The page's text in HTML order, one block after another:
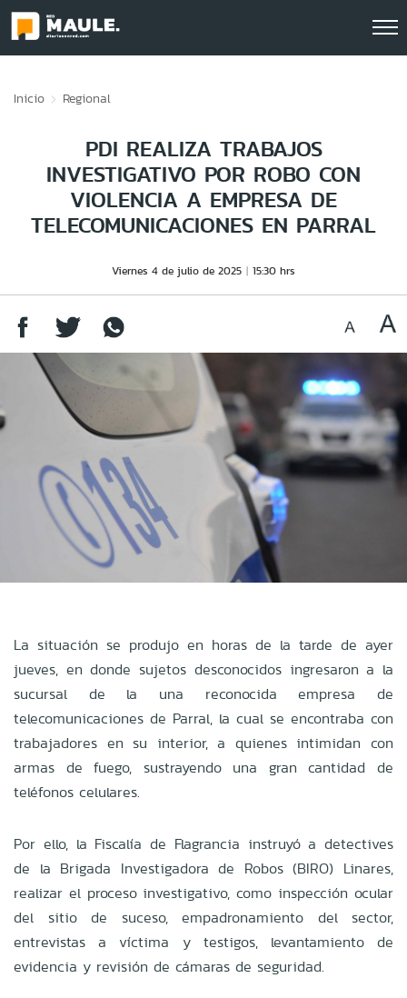
Inicio Regional
PDI REALIZA TRABAJOS
INVESTIGATIVO POR ROBO CON
VIOLENCIA A EMPRESA DE
TELECOMUNICACIONES EN PARRAL
Viernes 4 de julio de 2025 15:30 hrs
La situación se produjo en horas de la tarde de ayer
jueves, en donde sujetos desconocidos ingresaron a la
sucursal de la una reconocida empresa de
telecomunicaciones de Parral, la cual se encontraba con
trabajadores en su interior, a quienes intimidan con
armas de fuego, sustrayendo una gran cantidad de
teléfonos celulares.
Por ello, la Fiscalía de Flagrancia instruyó a detectives
de la Brigada Investigadora de Robos (BIRO) Linares,
realizar el proceso investigativo, como inspección ocular
del sitio de suceso, empadronamiento del sector,
entrevistas a víctima y testigos, levantamiento de
evidencia y revisión de cámaras de seguridad.